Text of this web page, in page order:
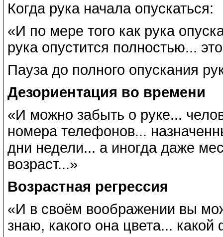
Когда рука начала опускаться:
«И по мере того как рука
рука опустится полностью...
Пауза до полного опускания
Дезориентация во времени
«И можно забыть о руке...
номера телефонов...
дни недели... а иногда даже
возраст...»
Возрастная регрессия
«И в своём воображении вы
знаю, какого она цвета...